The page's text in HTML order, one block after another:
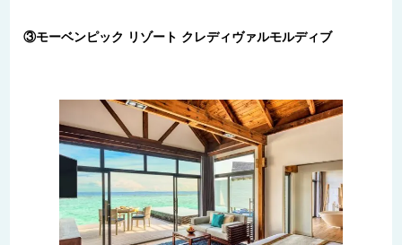
③モーベンピック リゾート クレディヴァルモルディブ